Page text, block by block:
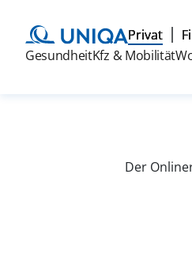
Privat
GesundheitKfz & Mobilität
Der